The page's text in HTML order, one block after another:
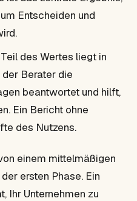
Entscheiden und
des Wertes liegt in
der Berater die
beantwortet und hilft,
Ein Bericht ohne
des Nutzens.
einem mittelmäßigen
ersten Phase. Ein
Ihr Unternehmen zu